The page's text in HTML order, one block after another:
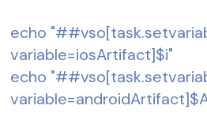
echo
variable=iosArtifact]$i"
echo